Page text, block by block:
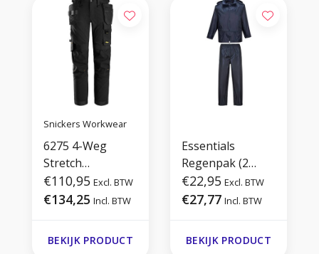
Snickers Workwear
6275 4-Weg
Stretch
Werkbroek met
Holsterzakken
€110,95 Excl. BTW
€134,25 Incl. BTW
BEKIJK PRODUCT
Essentials
Regenpak (2
delig)
€22,95 Excl. BTW
€27,77 Incl. BTW
BEKIJK PRODUCT